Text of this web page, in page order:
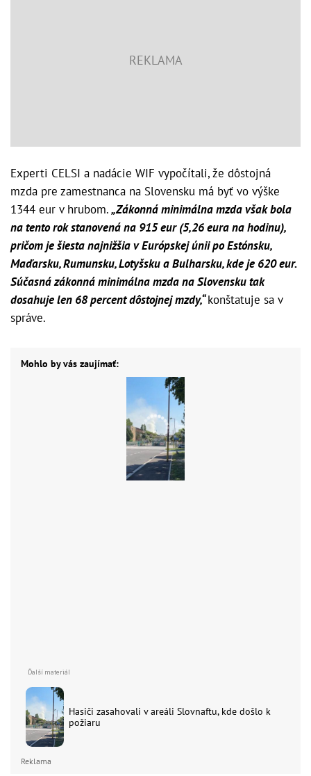
Experti CELSI a nadácie WIF vypočítali, že dôstojná
mzda pre zamestnanca na Slovensku má byť vo výške
1344 eur v hrubom.„Zákonná minimálna mzda však bola
na tento rok stanovená na 915 eur (5,26 eura na hodinu),
pričom je šiesta najnižšia v Európskej únii po Estónsku,
Maďarsku, Rumunsku, Lotyšsku a Bulharsku, kde je 620 eur.
Súčasná zákonná minimálna mzda na Slovensku tak
dosahuje len 68 percent dôstojnej mzdy,“konštatuje sa v
správe.
Mohlo by vás zaujímať:
Hasiči zasahovali v areáli Slovnaftu, kde došlo k
požiaru
Reklama